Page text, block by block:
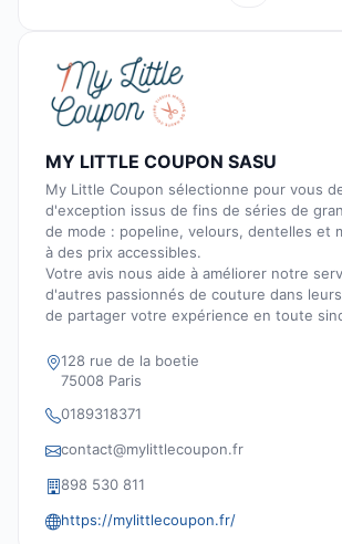
MY LITTLE COUPON SASU
My Little Coupon sélectionne pour vous
d'exception issus de fins de séries de
de mode : popeline, velours, dentelles et
à des prix accessibles.
Votre avis nous aide à améliorer notre
d'autres passionnés de couture dans
de partager votre expérience en toute
128 rue de la boetie
75008 Paris
0189318371
contact@mylittlecoupon.fr
898 530 811
https://mylittlecoupon.fr/